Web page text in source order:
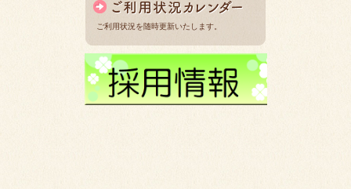
ご利用状況を随時更新いたします。